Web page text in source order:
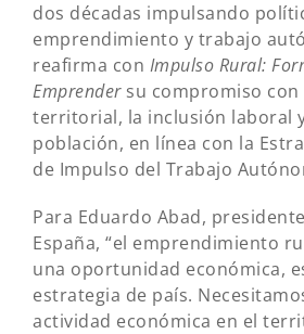
dos décadas impulsando
emprendimiento y trabajo
reafirma con Impulso Rural:
Emprendersu compromiso con
territorial, la inclusión laboral
población, en línea con la
de Impulso del Trabajo
Para Eduardo Abad,
España, “el emprendimiento
una oportunidad económica,
estrategia de país.
actividad económica en el